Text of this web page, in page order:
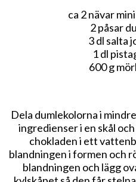
ca 2 nävar
2 påsar
3 dl salta
1 dl
600 g
Dela dumlekolorna i
ingredienser i en skål
chokladen i ett
blandningen i formen och
blandningen och lägg